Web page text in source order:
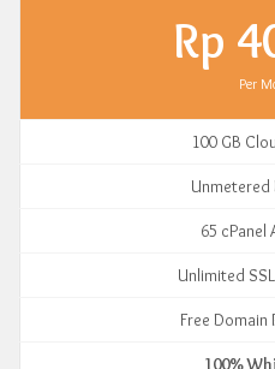
Rp
Per
100 GB
Unmetered
65 cPanel
Unlimited
Free
100%